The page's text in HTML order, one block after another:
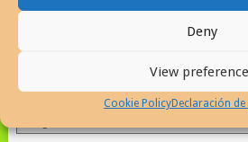
Deny
View
Cookie PolicyDeclaración
ALL MONTHS STORIES
MONTHS